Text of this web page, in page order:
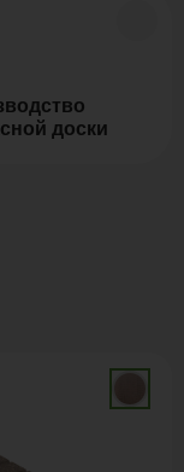
доски